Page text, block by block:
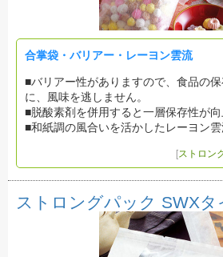
合掌袋・バリアー・レーヨン雲流
■バリアー性がありますので、食品の
に、風味を逃しません。
■脱酸素剤を併用すると一層保存性が向
■和紙調の風合いを活かしたレーヨン雲
[ストロン
ストロングパック SWXタ